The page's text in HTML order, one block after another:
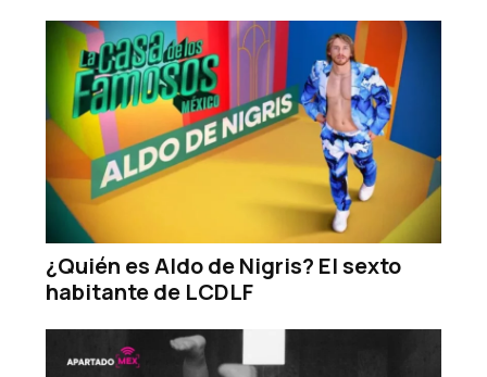
¿Quién es Aldo de Nigris? El sexto
habitante de LCDLF